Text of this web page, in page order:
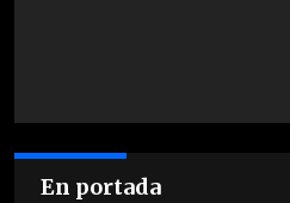
En portada